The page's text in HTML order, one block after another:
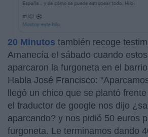
20 Minutos también recoge
Amanecía el sábado cuando
aparcaron la furgoneta en el
Habla José Francisco:
llegó un chico que se plantó
el traductor de google nos dijo
aparcando? y nos pidió 50 euros
furgoneta. Le terminamos dando